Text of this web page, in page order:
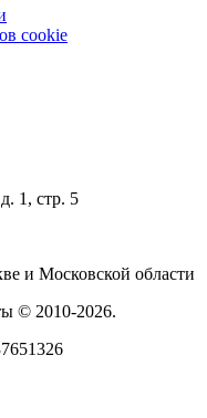
cookie
1, стр. 5
и Московской области
© 2010-2026.